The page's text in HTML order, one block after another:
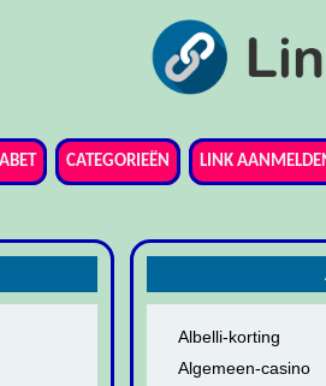
CATEGORIEËN LINK
Albelli-korting
Algemeen-casino